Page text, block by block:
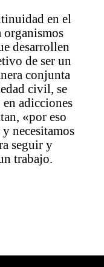
en el
organismos
desarrollen
de ser un
conjunta
civil, se
adicciones
«por eso
necesitamos
seguir y
trabajo.